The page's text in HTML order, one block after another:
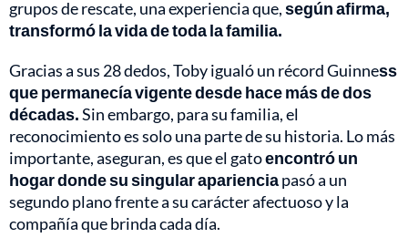
grupos de rescate, una experiencia que,según afirma,
transformó la vida de toda la familia.
Gracias a sus 28 dedos, Toby igualó un récord Guinness
que permanecía vigente desde hace más de dos
décadas.Sin embargo, para su familia, el
reconocimiento es solo una parte de su historia. Lo más
importante, aseguran, es que el gatoencontró un
hogar donde su singular aparienciapasó a un
segundo plano frente a su carácter afectuoso y la
compañía que brinda cada día.